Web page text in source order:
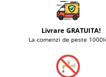
Livrare GRATUITA!
La comenzi de peste